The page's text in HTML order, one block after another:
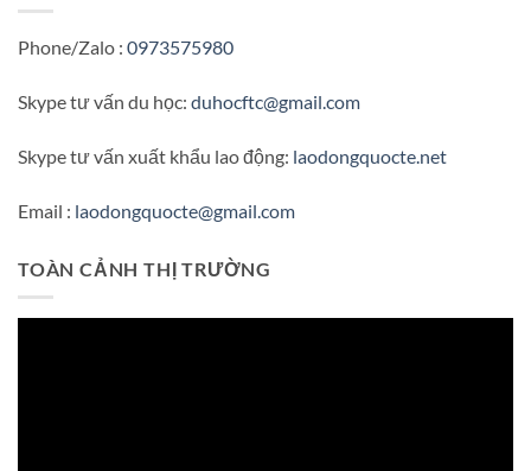
Phone/Zalo : 0973575980
Skype tư vấn du học: duhocftc@gmail.com
Skype tư vấn xuất khẩu lao động: laodongquocte.net
Email : laodongquocte@gmail.com
TOÀN CẢNH THỊ TRƯỜNG